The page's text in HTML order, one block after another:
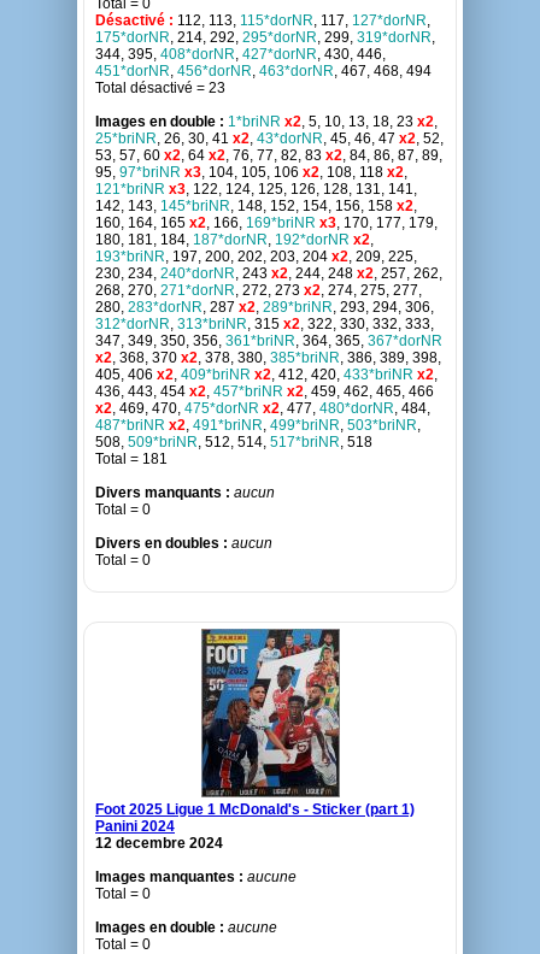
Total = 0
Désactivé : 112, 113, 115*dorNR, 117, 127*dorNR,
175*dorNR, 214, 292, 295*dorNR, 299, 319*dorNR,
344, 395, 408*dorNR, 427*dorNR, 430, 446,
451*dorNR, 456*dorNR, 463*dorNR, 467, 468, 494
Total désactivé = 23
Images en double : 1*briNR x2, 5, 10, 13, 18, 23 x2,
25*briNR, 26, 30, 41 x2, 43*dorNR, 45, 46, 47 x2, 52,
53, 57, 60 x2, 64 x2, 76, 77, 82, 83 x2, 84, 86, 87, 89,
95, 97*briNR x3, 104, 105, 106 x2, 108, 118 x2,
121*briNR x3, 122, 124, 125, 126, 128, 131, 141,
142, 143, 145*briNR, 148, 152, 154, 156, 158 x2,
160, 164, 165 x2, 166, 169*briNR x3, 170, 177, 179,
180, 181, 184, 187*dorNR, 192*dorNR x2,
193*briNR, 197, 200, 202, 203, 204 x2, 209, 225,
230, 234, 240*dorNR, 243 x2, 244, 248 x2, 257, 262,
268, 270, 271*dorNR, 272, 273 x2, 274, 275, 277,
280, 283*dorNR, 287 x2, 289*briNR, 293, 294, 306,
312*dorNR, 313*briNR, 315 x2, 322, 330, 332, 333,
347, 349, 350, 356, 361*briNR, 364, 365, 367*dorNR
x2, 368, 370 x2, 378, 380, 385*briNR, 386, 389, 398,
405, 406 x2, 409*briNR x2, 412, 420, 433*briNR x2,
436, 443, 454 x2, 457*briNR x2, 459, 462, 465, 466
x2, 469, 470, 475*dorNR x2, 477, 480*dorNR, 484,
487*briNR x2, 491*briNR, 499*briNR, 503*briNR,
508, 509*briNR, 512, 514, 517*briNR, 518
Total = 181
Divers manquants : aucun
Total = 0
Divers en doubles : aucun
Total = 0
Foot 2025 Ligue 1 McDonald's - Sticker (part 1)
Panini 2024
12 decembre 2024
Images manquantes : aucune
Total = 0
Images en double : aucune
Total = 0